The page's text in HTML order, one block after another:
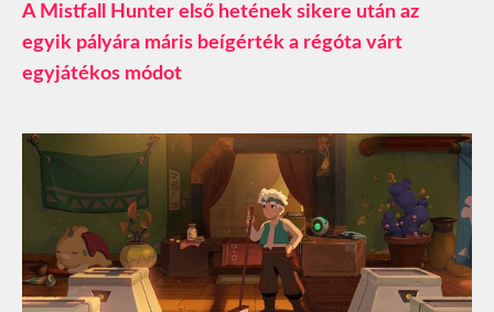
A Mistfall Hunter első hetének sikere után az
egyik pályára máris beígérték a régóta várt
egyjátékos módot